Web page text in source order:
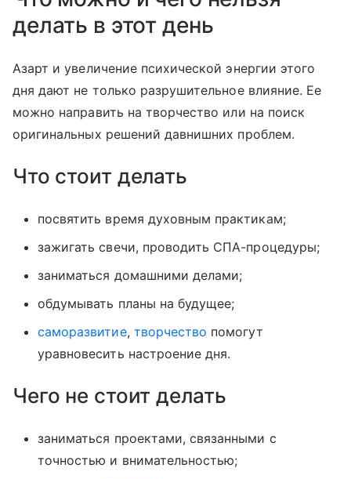
делать в этот день
Азарт и увеличение психической энергии этого
дня дают не только разрушительное влияние. Ее
можно направить на творчество или на поиск
оригинальных решений давнишних проблем.
Что стоит делать
посвятить время духовным практикам;
зажигать свечи, проводить СПА-процедуры;
заниматься домашними делами;
обдумывать планы на будущее;
саморазвитие, творчество помогут
уравновесить настроение дня.
Чего не стоит делать
заниматься проектами, связанными с
точностью и внимательностью;